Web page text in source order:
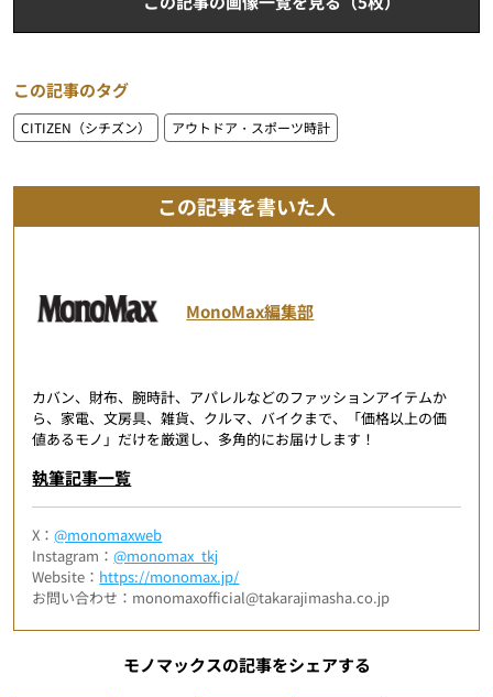
この記事のタグ
CITIZEN（シチズン） アウトドア・スポーツ時計
この記事を書いた人
MonoMax編集部
カバン、財布、腕時計、アパレルなどのファッションアイテムか
ら、家電、文房具、雑貨、クルマ、バイクまで、「価格以上の価
値あるモノ」だけを厳選し、多角的にお届けします！
執筆記事一覧
X：@monomaxweb
Instagram：@monomax_tkj
Website： https://monomax.jp/
お問い合わせ：monomaxofficial@takarajimasha.co.jp
モノマックスの記事をシェアする